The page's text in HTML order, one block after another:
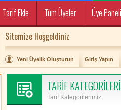
Tarif Ekle Tüm Üyeler
Üye Paneli
Sitemize Hoşgeldiniz
Yeni Üyelik Oluşturun Giriş Yapın
TARİF KATEGORİLERİ
Tarif Kategorilerimiz